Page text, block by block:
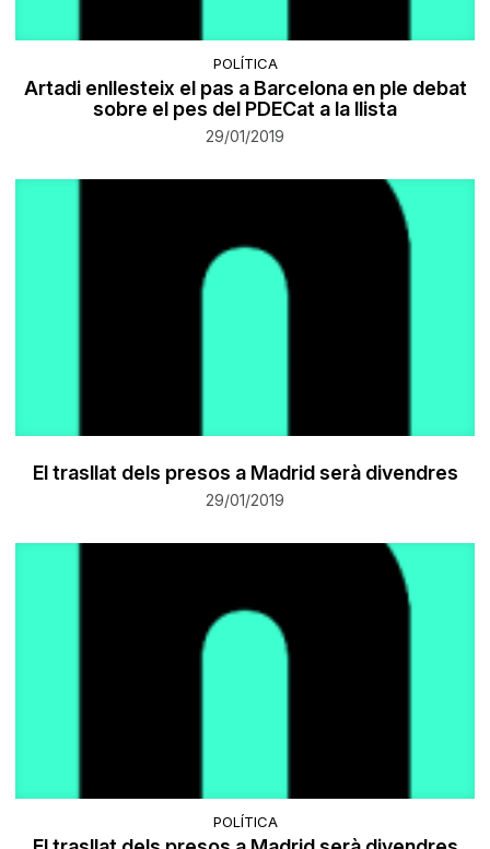
POLÍTICA
Artadi enllesteix el pas a Barcelona en ple debat
sobre el pes del PDECat a la llista
29/01/2019
El trasllat dels presos a Madrid serà divendres
29/01/2019
POLÍTICA